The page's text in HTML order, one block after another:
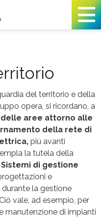
ambientale e le principali sfide
del territorio e della
opera, si ricordano, a
aree attorno alle
della rete di
più avanti
la tutela della
Sistemi di gestione
e
la gestione
vale, ad esempio, per
manutenzione di impianti